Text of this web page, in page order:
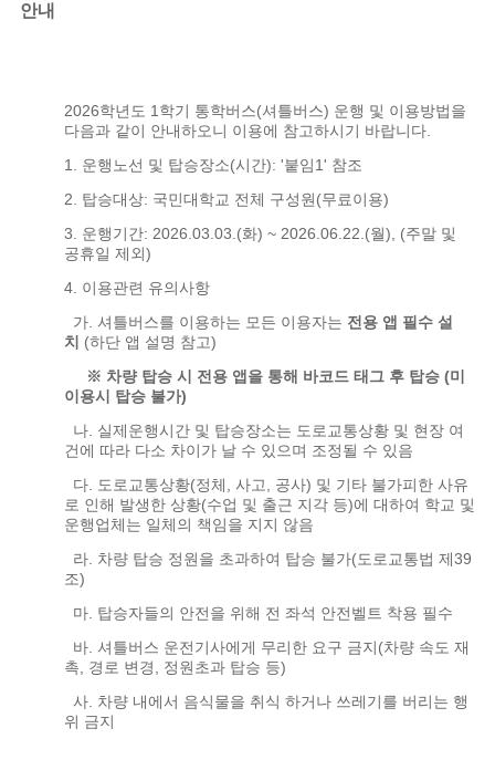
안내
2026학년도 1학기 통학버스(셔틀버스) 운행 및 이용방법을
다음과 같이 안내하오니 이용에 참고하시기 바랍니다.
1. 운행노선 및 탑승장소(시간): '붙임1' 참조
2. 탑승대상: 국민대학교 전체 구성원(무료이용)
3. 운행기간: 2026.03.03.(화) ~ 2026.06.22.(월), (주말 및
공휴일 제외)
4. 이용관련 유의사항
가. 셔틀버스를 이용하는 모든 이용자는 전용 앱 필수 설
치 (하단 앱 설명 참고)
※ 차량 탑승 시 전용 앱을 통해 바코드 태그 후 탑승 (미
이용시 탑승 불가)
나. 실제운행시간 및 탑승장소는 도로교통상황 및 현장 여
건에 따라 다소 차이가 날 수 있으며 조정될 수 있음
다. 도로교통상황(정체, 사고, 공사) 및 기타 불가피한 사유
로 인해 발생한 상황(수업 및 출근 지각 등)에 대하여 학교 및
운행업체는 일체의 책임을 지지 않음
라. 차량 탑승 정원을 초과하여 탑승 불가(도로교통법 제39
조)
마. 탑승자들의 안전을 위해 전 좌석 안전벨트 착용 필수
바. 셔틀버스 운전기사에게 무리한 요구 금지(차량 속도 재
촉, 경로 변경, 정원초과 탑승 등)
사. 차량 내에서 음식물을 취식 하거나 쓰레기를 버리는 행
위 금지